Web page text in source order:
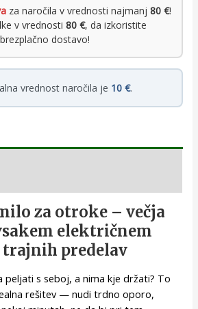
za naročila v vrednosti najmanj 80 €!
v vrednosti 80 €, da izkoristite
brezplačno dostavo!
vrednost naročila je 10 €.
za otroke – večja
električnem
predelav
peljati s seboj, a nima kje držati? To
rešitev — nudi trdno oporo,